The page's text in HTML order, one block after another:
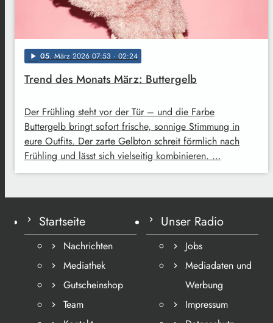
play_arrow 05. März 2026 07:53 · 02:24
Trend des Monats März: Buttergelb
Der Frühling steht vor der Tür – und die Farbe
Buttergelb bringt sofort frische, sonnige Stimmung in
eure Outfits. Der zarte Gelbton schreit förmlich nach
Frühling und lässt sich vielseitig kombinieren. …
Startseite
Nachrichten
Mediathek
Gutscheinshop
Team
Unser Radio
Jobs
Mediadaten und
Werbung
Impressum